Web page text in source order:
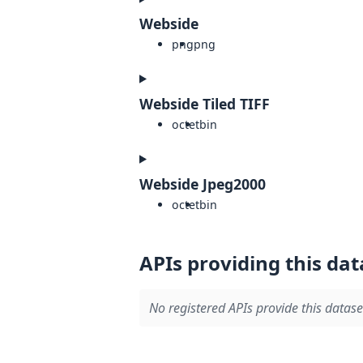
Webside
pngpng
Webside Tiled TIFF
octetbin
Webside Jpeg2000
octetbin
APIs providing this
No registered APIs provide this